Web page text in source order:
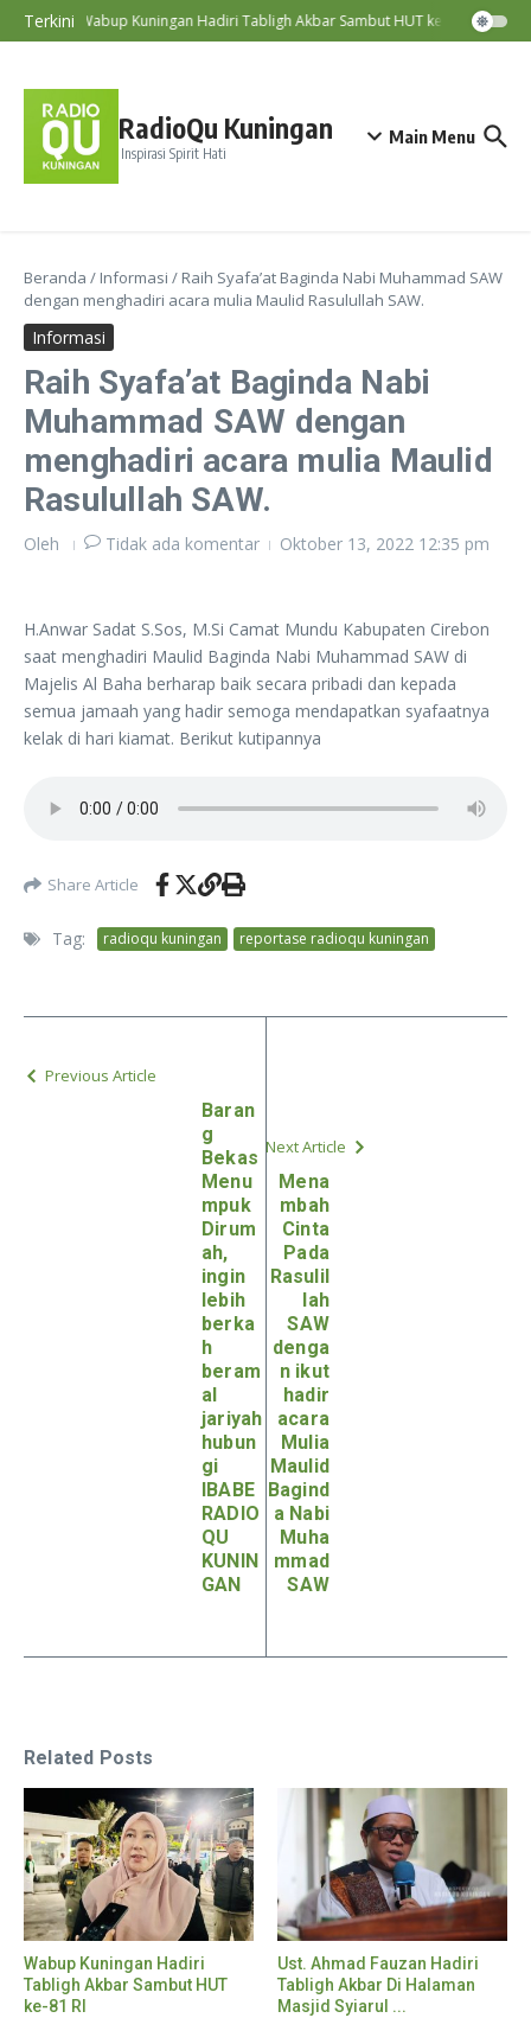
Lewati ke konten
TerkiniWabup Kuningan Hadiri Tabligh Akbar Sambut HUT ke-81 RI
RadioQu Kuningan
Inspirasi Spirit Hati
Main Menu
Beranda / Informasi / Raih Syafa’at Baginda Nabi Muhammad SAW
dengan menghadiri acara mulia Maulid Rasulullah SAW.
Informasi
Raih Syafa’at Baginda Nabi
Muhammad SAW dengan
menghadiri acara mulia Maulid
Rasulullah SAW.
Oleh Tidak ada komentar Oktober 13, 2022 12:35 pm
H.Anwar Sadat S.Sos, M.Si Camat Mundu Kabupaten Cirebon
saat menghadiri Maulid Baginda Nabi Muhammad SAW di
Majelis Al Baha berharap baik secara pribadi dan kepada
semua jamaah yang hadir semoga mendapatkan syafaatnya
kelak di hari kiamat. Berikut kutipannya
Share Article
Tag: radioqu kuningan reportase radioqu kuningan
Previous Article
Baran
g
Bekas
Menu
mpuk
Dirum
ah,
ingin
lebih
berka
h
beram
al
jariyah
hubun
gi
IBABE
RADIO
QU
KUNIN
GAN
Next Article
Mena
mbah
Cinta
Pada
Rasulil
lah
SAW
denga
n ikut
hadir
acara
Mulia
Maulid
Bagind
a Nabi
Muha
mmad
SAW
Related Posts
Wabup Kuningan Hadiri
Tabligh Akbar Sambut HUT
ke-81 RI
Ust. Ahmad Fauzan Hadiri
Tabligh Akbar Di Halaman
Masjid Syiarul ...